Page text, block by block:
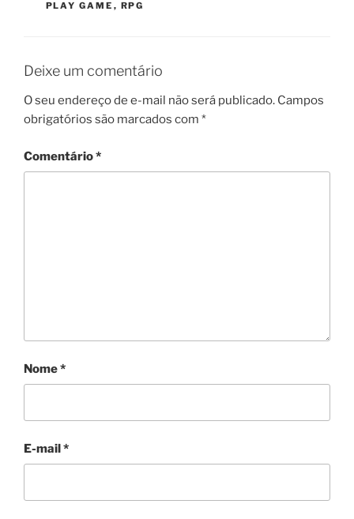
PLAY GAME , RPG
Deixe um comentário
O seu endereço de e-mail não será publicado. Campos
obrigatórios são marcados com *
Comentário*
Nome*
E-mail*